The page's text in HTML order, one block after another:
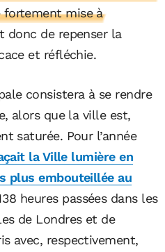
fortement mise à
donc de repenser la
et réfléchie.
consistera à se rendre
alors que la ville est,
saturée. Pour l’année
la Ville lumière en
plus embouteillée au
heures passées dans les
de Londres et de
avec, respectivement,